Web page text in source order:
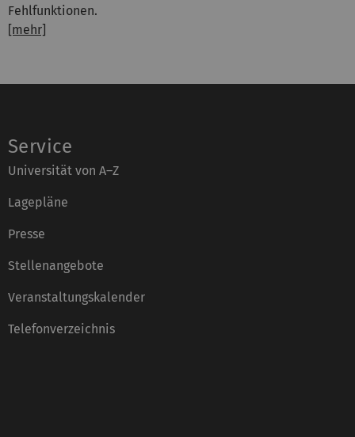
Fehlfunktionen.
[mehr]
Service
Universität von A–Z
Lagepläne
Presse
Stellenangebote
Veranstaltungskalender
Telefonverzeichnis